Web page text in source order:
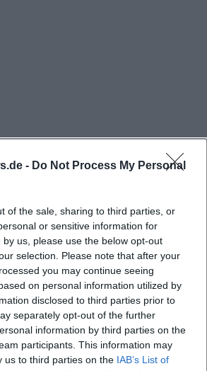
- Do Not Process My Personal
of the sale, sharing to third parties, or
or sensitive information for
us, please use the below opt-out
selection. Please note that after your
you may continue seeing
on personal information utilized by
disclosed to third parties prior to
separately opt-out of the further
information by third parties on the
participants. This information may
us to third parties on the IAB’s List of
In dieser Zeit erklärt der Guide
an anschaulichen
Originalteilen, gibt Einblick in
und beantwortet
Der Preis beträgt 8 € pro
beim Eintritt beglichen, die
montags bis samstags statt.
Museum geschlossen, was die
und die Konzentration auf
sicherstellt. Gruppen mit 15 bis
können einen Wunschtermin
Fragen
des Gerhard
bzw. eine Führung und